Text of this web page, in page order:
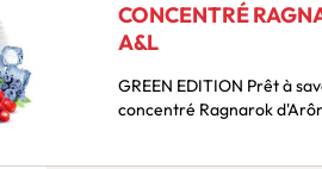
CONCENTRÉ
A&L
GREEN EDITION Prêt à savourer la recette iconique signée Ultimate ? Le nouveau
concentré Ragnarok